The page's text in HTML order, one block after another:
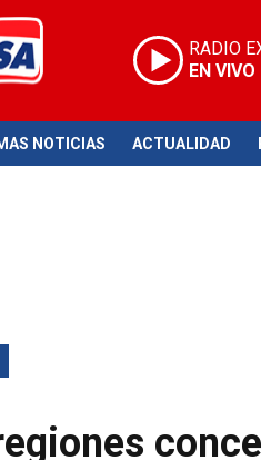
RADIO
EN VIVO
NOTICIAS ACTUALIDAD